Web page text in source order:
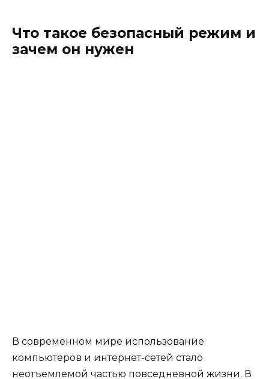
Что такое безопасный режим и
зачем он нужен
В современном мире использование
компьютеров и интернет-сетей стало
неотъемлемой частью повседневной жизни. В